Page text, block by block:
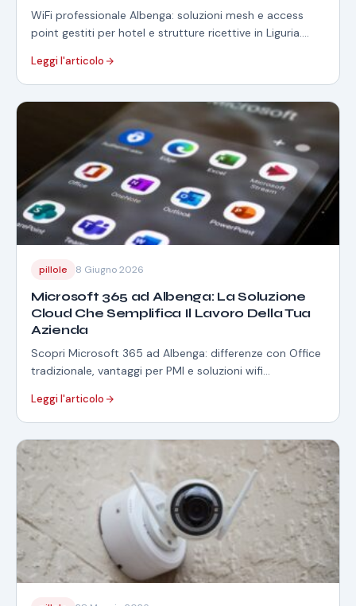
WiFi professionale Albenga: soluzioni mesh e access
point gestiti per hotel e strutture ricettive in Liguria.
Leggi l'articolo
pillole 8 Giugno 2026
Microsoft 365 ad Albenga: La Soluzione
Cloud Che Semplifica Il Lavoro Della Tua
Azienda
Scopri Microsoft 365 ad Albenga: differenze con Office
tradizionale, vantaggi per PMI e soluzioni wifi
Leggi l'articolo